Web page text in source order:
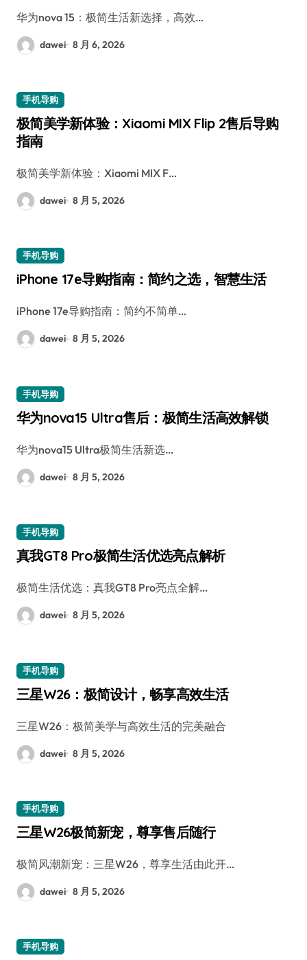
华为nova 15：极简生活新选择，高效…
dawei 8 月 6, 2026
手机导购
极简美学新体验：Xiaomi MIX Flip 2售后导购
指南
极简美学新体验：Xiaomi MIX F…
dawei 8 月 5, 2026
手机导购
iPhone 17e导购指南：简约之选，智慧生活
iPhone 17e导购指南：简约不简单…
dawei 8 月 5, 2026
手机导购
华为nova15 Ultra售后：极简生活高效解锁
华为nova15 Ultra极简生活新选…
dawei 8 月 5, 2026
手机导购
真我GT8 Pro极简生活优选亮点解析
极简生活优选：真我GT8 Pro亮点全解…
dawei 8 月 5, 2026
手机导购
三星W26：极简设计，畅享高效生活
三星W26：极简美学与高效生活的完美融合
dawei 8 月 5, 2026
手机导购
三星W26极简新宠，尊享售后随行
极简风潮新宠：三星W26，尊享生活由此开…
dawei 8 月 5, 2026
手机导购